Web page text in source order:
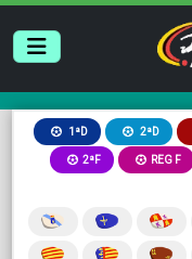
1ªD 2ªD
2ªF REG F